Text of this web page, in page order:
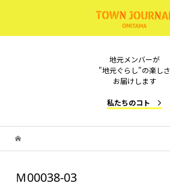
地元メンバーが
"地元ぐらし"の楽しさ
お届けします
私たちのコト
Ｍ00038-03